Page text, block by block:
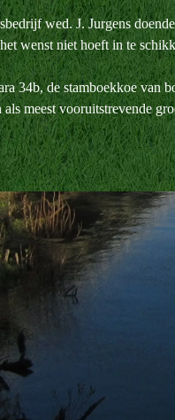
wed. J. Jurgens
wenst niet hoeft in te
34b, de stamboekkoe van
meest vooruitstrevende